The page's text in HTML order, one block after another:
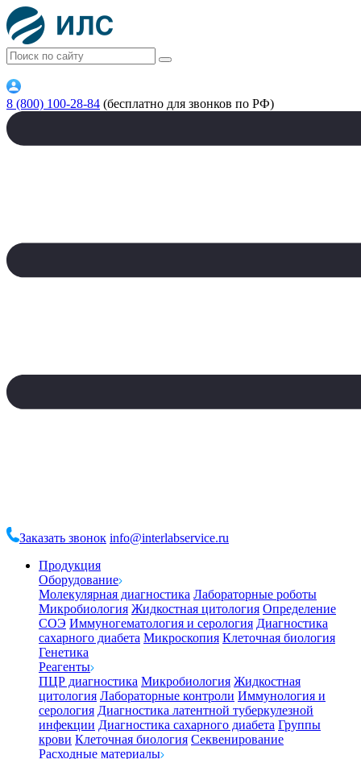
8 (800) 100-28-84 (бесплатно для звонков по РФ)
Заказать звонок info@interlabservice.ru
Продукция
Оборудование
Молекулярная диагностика Лабораторные роботы
Микробиология Жидкостная цитология Определение
СОЭ Иммуногематология и серология Диагностика
сахарного диабета Микроскопия Клеточная биология
Генетика
Реагенты
ПЦР диагностика Микробиология Жидкостная
цитология Лабораторные контроли Иммунология и
серология Диагностика латентной туберкулезной
инфекции Диагностика сахарного диабета Группы
крови Клеточная биология Секвенирование
Расходные материалы